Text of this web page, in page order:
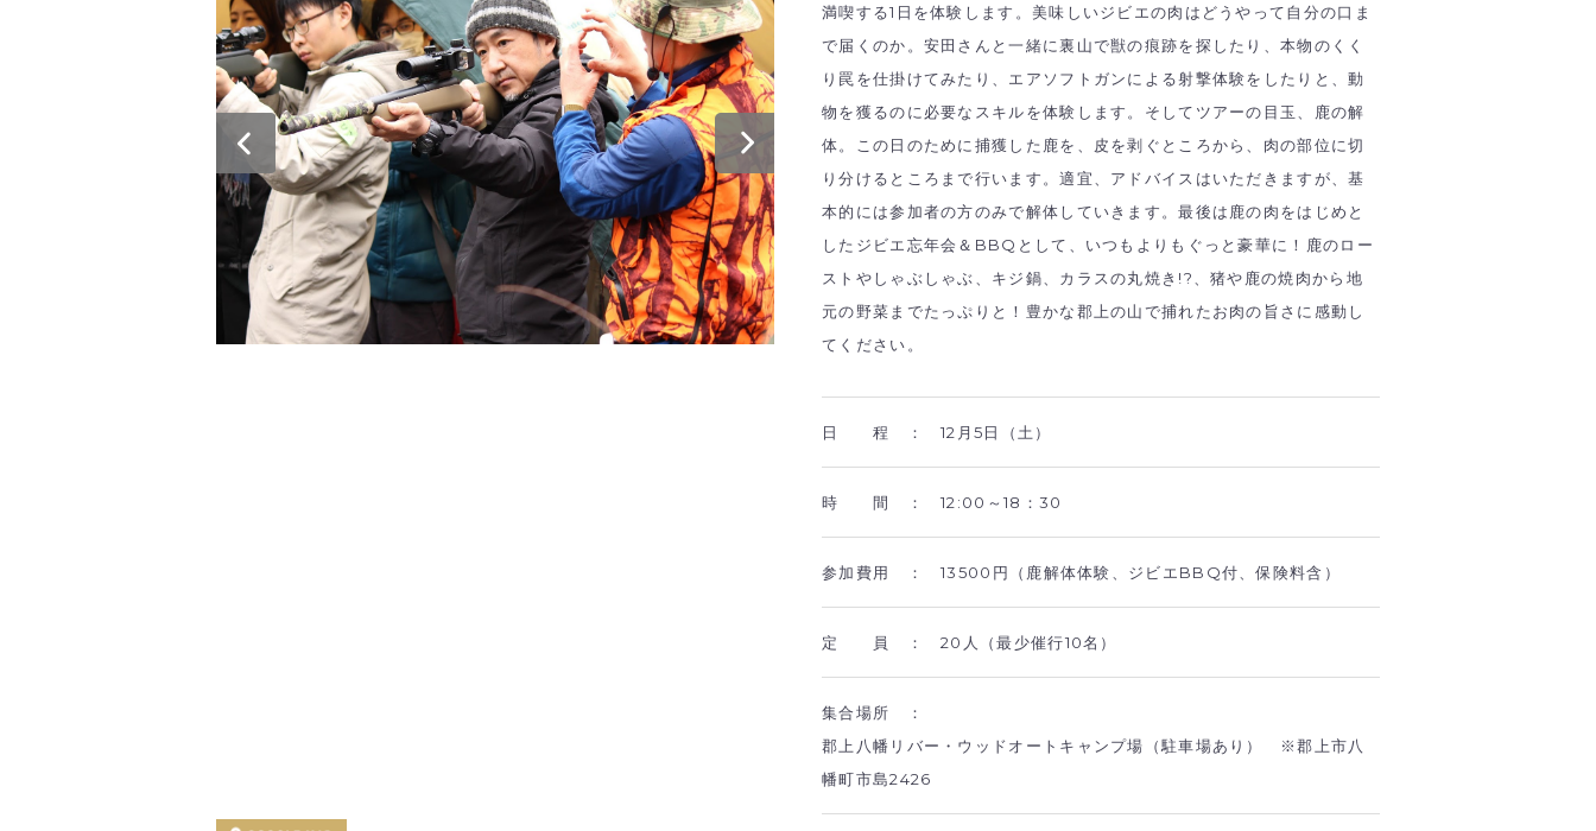
満喫する1日を体験します。美味しいジビエの肉はどうやって自分の口ま
で届くのか。安田さんと一緒に裏山で獣の痕跡を探したり、本物のくく
り罠を仕掛けてみたり、エアソフトガンによる射撃体験をしたりと、動
物を獲るのに必要なスキルを体験します。そしてツアーの目玉、鹿の解
体。この日のために捕獲した鹿を、皮を剥ぐところから、肉の部位に切
り分けるところまで行います。適宜、アドバイスはいただきますが、基
本的には参加者の方のみで解体していきます。最後は鹿の肉をはじめと
したジビエ忘年会＆BBQとして、いつもよりもぐっと豪華に！鹿のロー
ストやしゃぶしゃぶ、キジ鍋、カラスの丸焼き!?、猪や鹿の焼肉から地
元の野菜までたっぷりと！豊かな郡上の山で捕れたお肉の旨さに感動し
てください。
日 程 ：12月5日（土）
時 間 ：12:00～18：30
参加費用 ：13500円（鹿解体体験、ジビエBBQ付、保険料含）
定 員 ：20人（最少催行10名）
集合場所 ：
郡上八幡リバー・ウッドオートキャンプ場（駐車場あり） ※郡上市八
幡町市島2426